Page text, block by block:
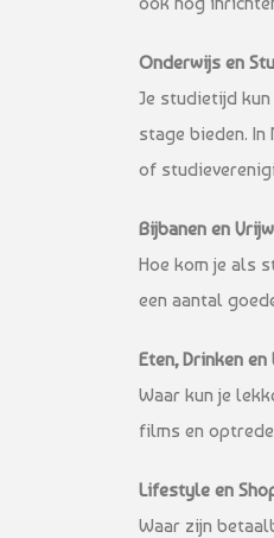
Onderwijs en
Je studietijd
stage bieden. In
of
Bijbanen en
Hoe kom je als
een aantal
Eten, Drinken en
Waar kun je
films en
Lifestyle en
Waar zijn